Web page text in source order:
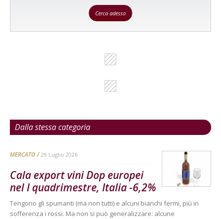
Cerca adesso
Dalla stessa categoria
MERCATO 29 Luglio 2026
Cala export vini Dop europei
nel I quadrimestre, Italia -6,2%
Tengono gli spumanti (ma non tutti) e alcuni bianchi fermi, più in
sofferenza i rossi. Ma non si può generalizzare: alcune